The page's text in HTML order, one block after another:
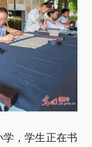
，学生正在书